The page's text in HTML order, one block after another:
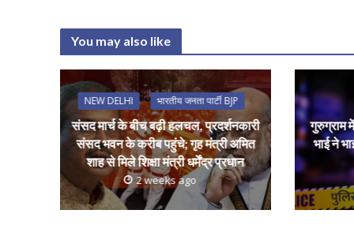
s
A
p
p
b
o
o
k
er l e
You may also like
NEW DELHI भारतीय जनता पार्टी BJP
संसद मार्च के बीच बढ़ी हलचल, प्रदर्शनकारी
संसद भवन के करीब पहुंचे; गृह मंत्री अमित
शाह से मिले शिक्षा मंत्री धर्मेंद्र प्रधान
2 weeks ago
गुरुग्राम
भाई ने